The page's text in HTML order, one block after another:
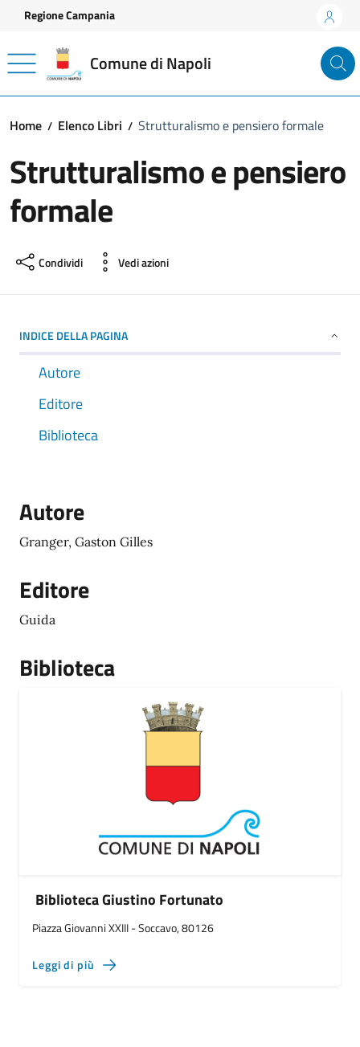
Vai ai contenuti
Vai al footer
Regione Campania
Comune di Napoli
Home Elenco Libri Strutturalismo e pensiero formale
Strutturalismo e pensiero
formale
Condividi Vedi azioni
INDICE DELLA PAGINA
Autore
Editore
Biblioteca
Autore
Granger, Gaston Gilles
Editore
Guida
Biblioteca
Biblioteca Giustino Fortunato
Piazza Giovanni XXIII - Soccavo, 80126
Leggi di più